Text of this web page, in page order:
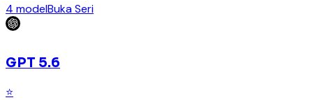
4 modelBuka Seri
GPT 5.6
⭐